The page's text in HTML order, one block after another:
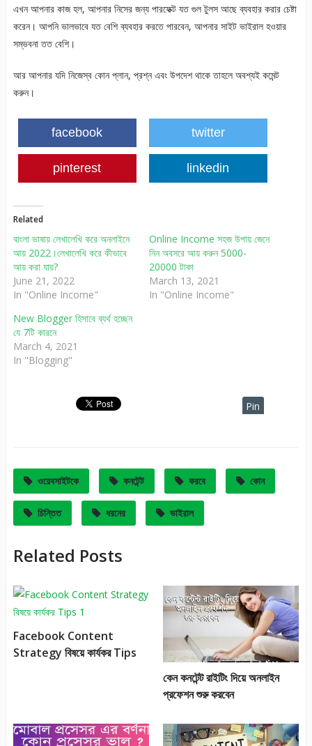
এখন আপনার কাজ হল, আপনার নিসের জন্য পারফেক্ট যত গুল টুলস আছে ব্যবহার করার চেষ্টা
করেন। আপনি ভালভাবে যত বেশি ব্যবহার করতে পারবেন, আপনার সাইট ভাইরাল হওয়ার
সম্ভবনা তত বেশি।
আর আপনার যদি নিজেস্ব কোন প্লান, প্রশ্ন এবং উপদেশ থাকে তাহলে অবশ্যই কমেন্ট
করুন।
facebook twitter
pinterest linkedin
Related
বাংলা ভাষায় লেখালেখি করে অনলাইনে
আয় 2022।লেখালেখি করে কীভাবে
আয় করা যায়?
June 21, 2022
In "Online Income"
Online Income সহজ উপায় জেনে
নিন অবসরে আয় করুন 5000-
20000 টাকা
March 13, 2021
In "Online Income"
New Blogger হিসাবে ব্যর্থ হচ্ছেন
যে 7টি কারনে
March 4, 2021
In "Blogging"
Pin
ওয়েবসাইটকে কনটেন্ট করবে কোন
চিন্তিত ধরনের ভাইরাল
Related Posts
Facebook Content
Strategy বিষয়ে কার্যকর Tips
কেন কনটেন্ট রাইটিং দিয়ে অনলাইন
প্রফেশন শুরু করবেন